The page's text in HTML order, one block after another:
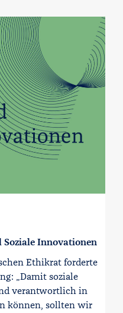
Innovationen
Ethikrat forderte
„Damit soziale
verantwortlich in
können, sollten wir